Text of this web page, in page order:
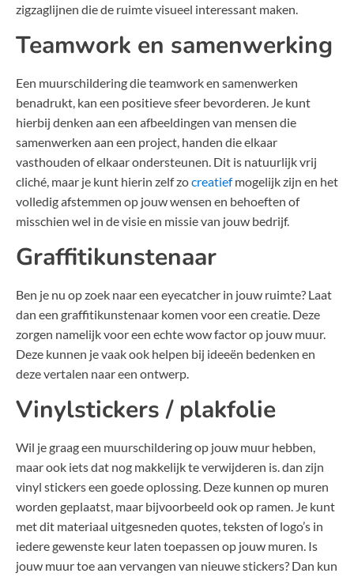
zigzaglijnen die de ruimte visueel interessant maken.
Teamwork en samenwerking
Een muurschildering die teamwork en samenwerken
benadrukt, kan een positieve sfeer bevorderen. Je kunt
hierbij denken aan een afbeeldingen van mensen die
samenwerken aan een project, handen die elkaar
vasthouden of elkaar ondersteunen. Dit is natuurlijk vrij
cliché, maar je kunt hierin zelf zocreatiefmogelijk zijn en het
volledig afstemmen op jouw wensen en behoeften of
misschien wel in de visie en missie van jouw bedrijf.
Graffitikunstenaar
Ben je nu op zoek naar een eyecatcher in jouw ruimte? Laat
dan een graffitikunstenaar komen voor een creatie. Deze
zorgen namelijk voor een echte wow factor op jouw muur.
Deze kunnen je vaak ook helpen bij ideeën bedenken en
deze vertalen naar een ontwerp.
Vinylstickers / plakfolie
Wil je graag een muurschildering op jouw muur hebben,
maar ook iets dat nog makkelijk te verwijderen is. dan zijn
vinyl stickers een goede oplossing. Deze kunnen op muren
worden geplaatst, maar bijvoorbeeld ook op ramen. Je kunt
met dit materiaal uitgesneden quotes, teksten of logo’s in
iedere gewenste keur laten toepassen op jouw muren. Is
jouw muur toe aan vervangen van nieuwe stickers? Dan kun